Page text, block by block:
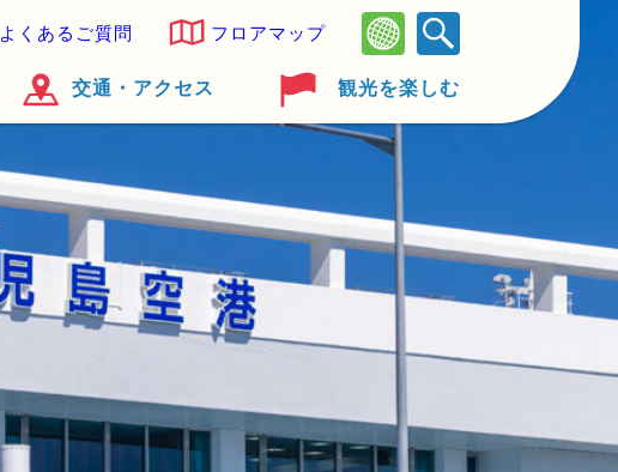
よくあるご質問 フロアマップ
交通・アクセス 観光を楽しむ